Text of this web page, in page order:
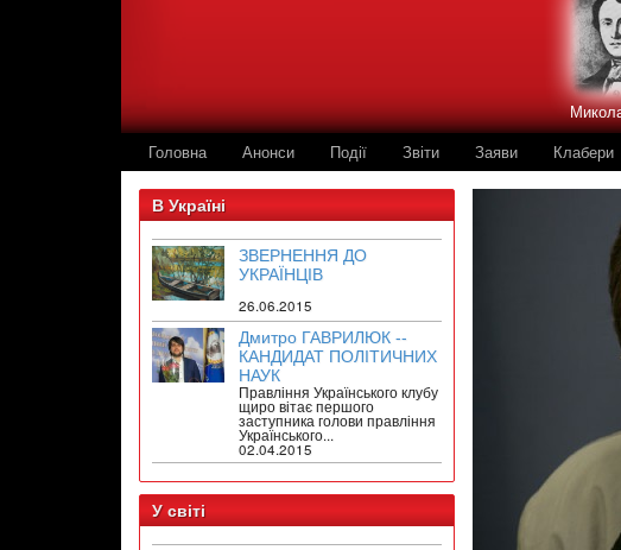
Головна
Анонси Події Звіти Заяви Клабери
В Україні
ЗВЕРНЕННЯ ДО
УКРАЇНЦІВ
26.06.2015
Дмитро ГАВРИЛЮК --
КАНДИДАТ ПОЛІТИЧНИХ
НАУК
Правління Українського клубу
щиро вітає першого
заступника голови правління
Українського...
02.04.2015
У світі